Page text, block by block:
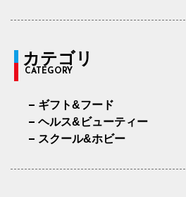
カテゴリ
CATEGORY
ギフト&フード
ヘルス&ビューティー
スクール&ホビー